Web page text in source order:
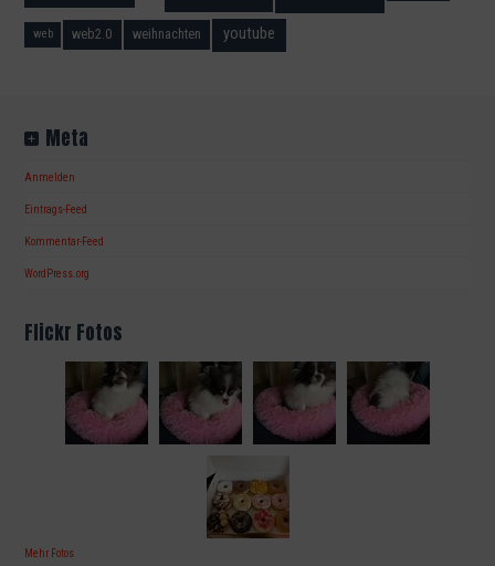
web web2.0 weihnachten youtube
Meta
Anmelden
Eintrags-Feed
Kommentar-Feed
WordPress.org
Flickr Fotos
Mehr Fotos